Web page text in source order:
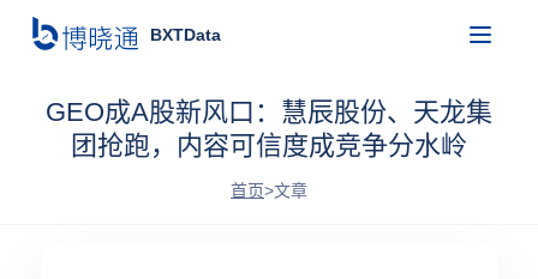
BXTData
GEO成A股新风口：慧辰股份、天龙集
团抢跑，内容可信度成竞争分水岭
首页>文章